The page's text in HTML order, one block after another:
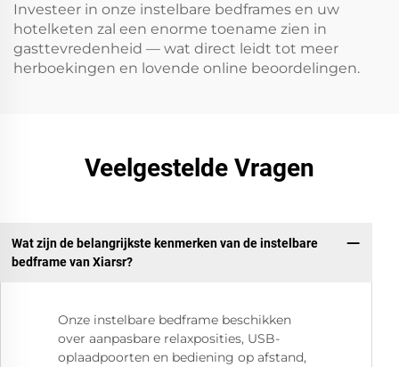
Investeer in onze instelbare bedframes en uw
hotelketen zal een enorme toename zien in
gasttevredenheid — wat direct leidt tot meer
herboekingen en lovende online beoordelingen.
Veelgestelde Vragen
Wat zijn de belangrijkste kenmerken van de instelbare
bedframe van Xiarsr?
Onze instelbare bedframe beschikken
over aanpasbare relaxposities, USB-
oplaadpoorten en bediening op afstand,